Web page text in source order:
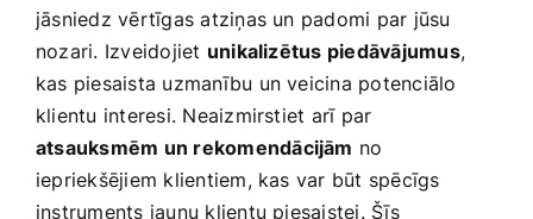
jāsniedz vērtīgas atziņas ‍un‌ padomi par jūsu
nozari. Izveidojiet unikalizētus piedāvājumus,
kas piesaista uzmanību un veicina‍ potenciālo
klientu ​interesi. Neaizmirstiet arī par
atsauksmēm un ‍rekomendācijām no
iepriekšējiem klientiem, kas var būt spēcīgs
instruments jaunu klientu piesaistei. Šīs